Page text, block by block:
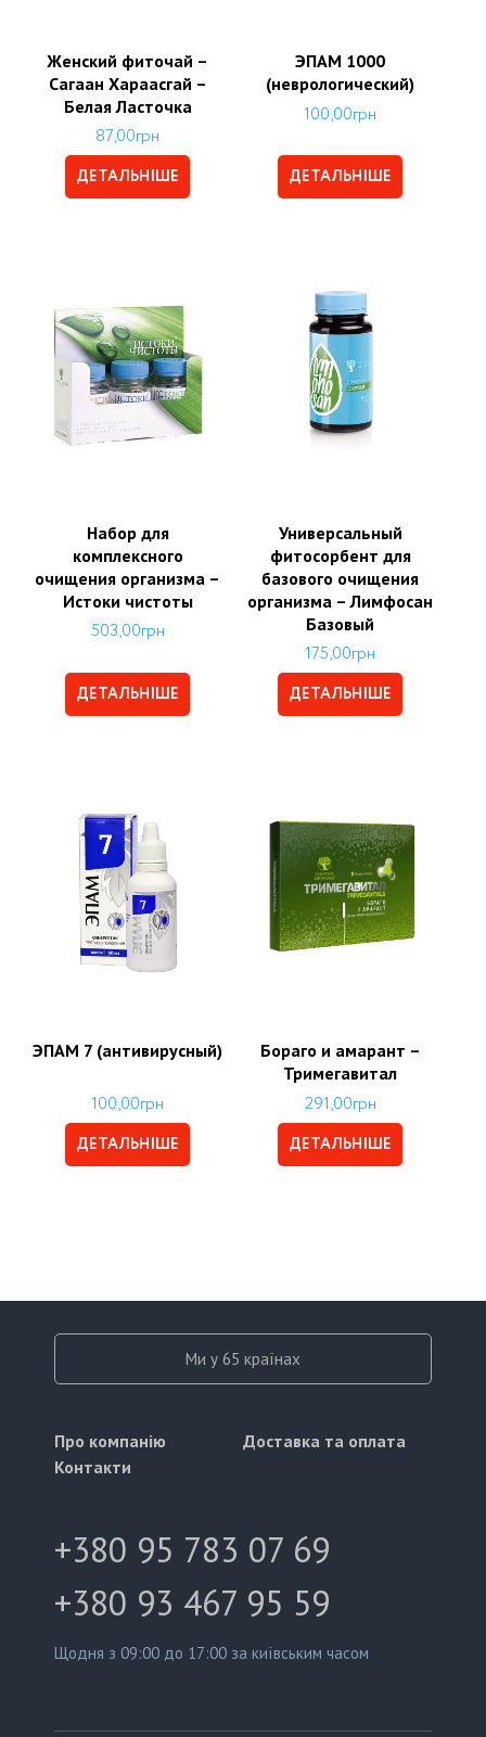
Женский фиточай –
Сагаан Хараасгай –
Белая Ласточка
87,00грн
ДЕТАЛЬНІШЕ
ЭПАМ 1000
(неврологический)
100,00грн
ДЕТАЛЬНІШЕ
Набор для
комплексного
очищения организма –
Истоки чистоты
503,00грн
ДЕТАЛЬНІШЕ
Универсальный
фитосорбент для
базового очищения
организма – Лимфосан
Базовый
175,00грн
ДЕТАЛЬНІШЕ
ЭПАМ 7 (антивирусный)
100,00грн
ДЕТАЛЬНІШЕ
Бораго и амарант –
Тримегавитал
291,00грн
ДЕТАЛЬНІШЕ
Ми у 65 країнах
Про компанію
Контакти
Доставка та оплата
+380 95 783 07 69
+380 93 467 95 59
Щодня з 09:00 до 17:00 за київським часом